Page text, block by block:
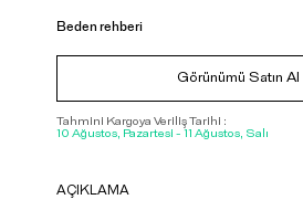
Beden rehberi
Görünümü Satın Al
Tahmini Kargoya Veriliş Tarihi :
10 Ağustos, Pazartesi - 11 Ağustos, Salı
AÇIKLAMA